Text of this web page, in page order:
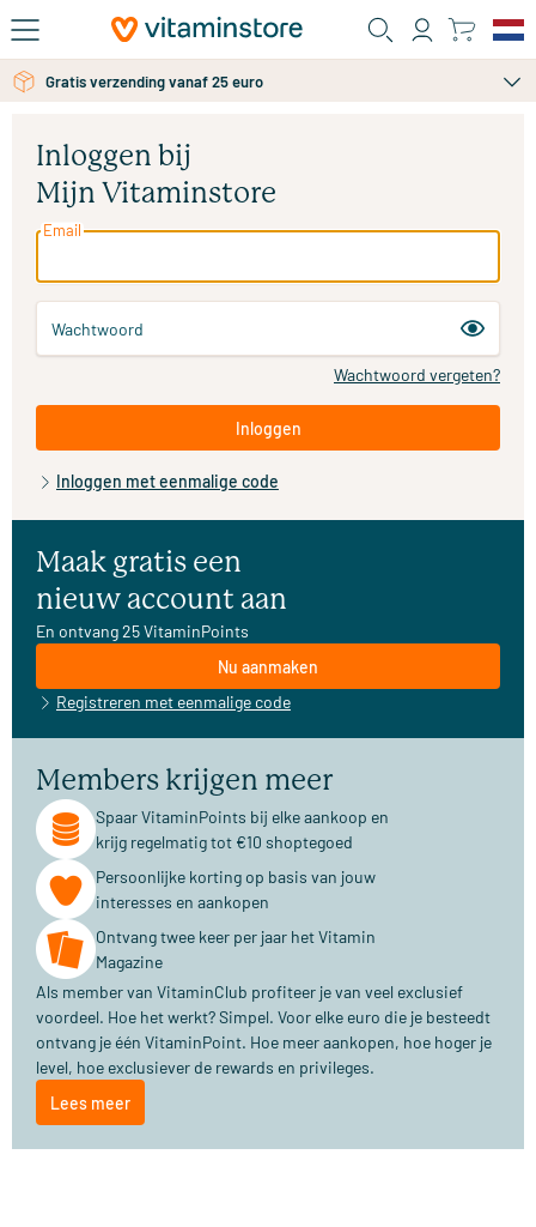
Ga naar de hoofdinhoud
Gratis verzending vanaf 25 euro
Gratis persoonlijk advies via chat of email
Inloggen bij
Mijn Vitaminstore
Email
Wachtwoord
Wachtwoord vergeten?
Inloggen
Inloggen met eenmalige code
Maak gratis een
nieuw account aan
En ontvang 25 VitaminPoints
Nu aanmaken
Registreren met eenmalige code
Members krijgen meer
Spaar VitaminPoints bij elke aankoop en
krijg regelmatig tot €10 shoptegoed
Persoonlijke korting op basis van jouw
interesses en aankopen
Ontvang twee keer per jaar het Vitamin
Magazine
Als member van VitaminClub profiteer je van veel exclusief
voordeel. Hoe het werkt? Simpel. Voor elke euro die je besteedt
ontvang je één VitaminPoint. Hoe meer aankopen, hoe hoger je
level, hoe exclusiever de rewards en privileges.
Lees meer